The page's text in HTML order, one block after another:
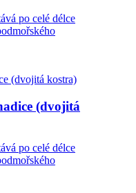
po celé délce
(dvojitá
po celé délce